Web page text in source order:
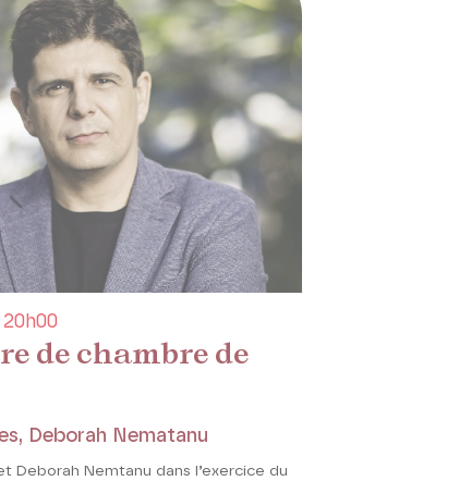
de chambre de
Deborah Nematanu
Deborah Nemtanu dans l’exercice du